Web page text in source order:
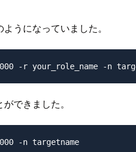
うになっていました。
-r your_role_name -n
できました。
-n targetname